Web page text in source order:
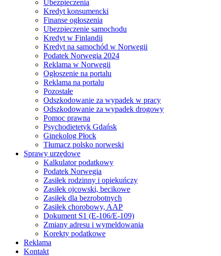
Ubezpieczenia
Kredyt konsumencki
Finanse ogłoszenia
Ubezpieczenie samochodu
Kredyt w Finlandii
Kredyt na samochód w Norwegii
Podatek Norwegia 2024
Reklama w Norwegii
Ogłoszenie na portalu
Reklama na portalu
Pozostałe
Odszkodowanie za wypadek w pracy
Odszkodowanie za wypadek drogowy
Pomoc prawna
Psychodietetyk Gdańsk
Ginekolog Płock
Tłumacz polsko norweski
Sprawy urzędowe
Kalkulator podatkowy
Podatek Norwegia
Zasiłek rodzinny i opiekuńczy
Zasiłek ojcowski, becikowe
Zasiłek dla bezrobotnych
Zasiłek chorobowy, AAP
Dokument S1 (E-106/E-109)
Zmiany adresu i wymeldowania
Korekty podatkowe
Reklama
Kontakt